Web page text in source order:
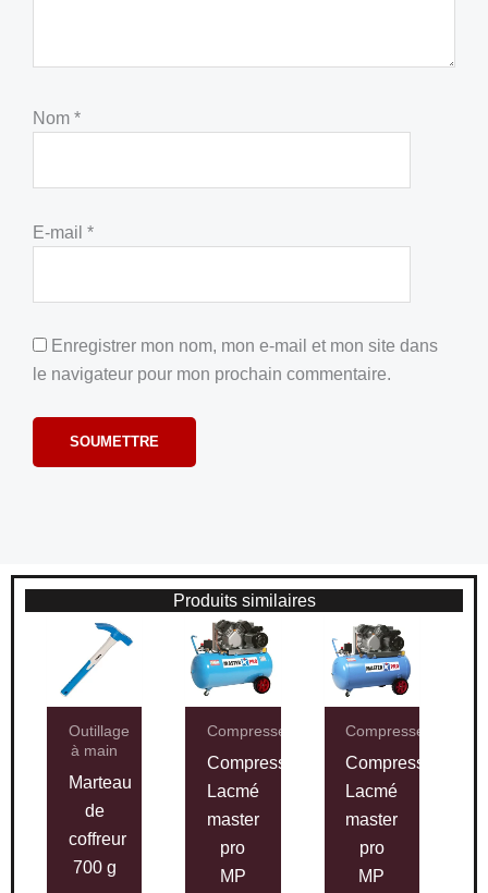
Nom *
E-mail *
Enregistrer mon nom, mon e-mail et mon site dans
le navigateur pour mon prochain commentaire.
Produits similaires
Outillage
à main
Marteau
de
coffreur
700 g
Compresseurs
Compresseur
Lacmé
master
pro
MP
Compresseurs
Compresseur
Lacmé
master
pro
MP